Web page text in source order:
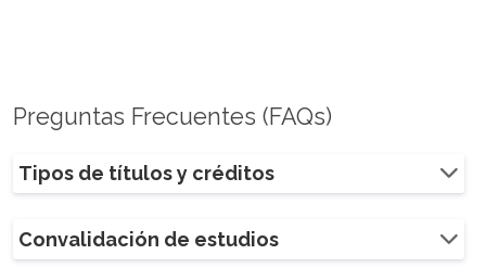
Preguntas Frecuentes (FAQs)
Tipos de títulos y créditos
Convalidación de estudios